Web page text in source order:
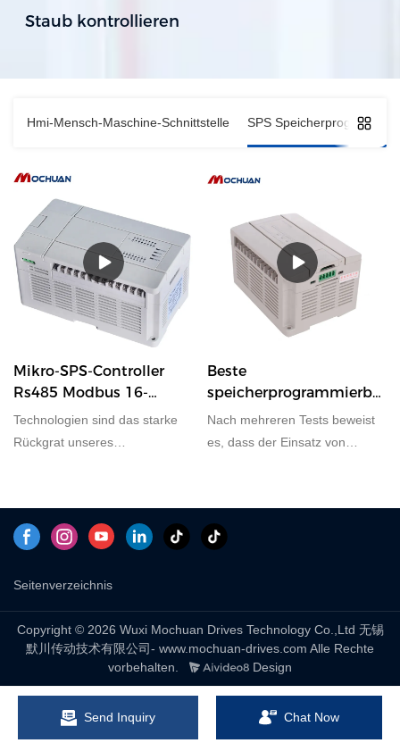
Staub kontrollieren
Hmi-Mensch-Maschine-Schnittstelle SPS
Mikro-SPS-Controller
Rs485 Modbus 16-
Kanal-Temperatur-SPS-
Controller
Technologien sind das starke
Rückgrat unseres
kostengünstige Mikro-SPS-
Controller mit RS485-Modbus-
RTU-IO-Modul und 16-Kanal-
sind. & Dedizierte Controller.
Beste
speicherprogrammierbare
Steuerung Rs485
Blasformen SPS 16/16
Nach mehreren Tests beweist
es, dass der Einsatz von
zur Gewährleistung der
Stabilität der RS485-
Blasformsteuerung SPS-HMI
PAC, & Dedizierte Controller
und die Investition ist absolut
wert.
Seitenverzeichnis
Copyright © 2026 Wuxi Mochuan Drives Technology Co.,Ltd 无锡
默川传动技术有限公司- www.mochuan-drives.com Alle Rechte
vorbehalten.
Design
Send Inquiry Chat Now